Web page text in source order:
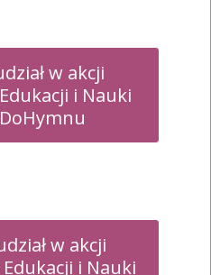
w akcji
i Nauki
w akcji